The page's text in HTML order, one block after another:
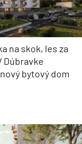
na skok, les za
Dúbravke
bytový dom